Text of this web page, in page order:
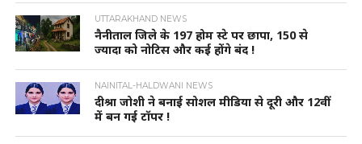
UTTARAKHAND NEWS
नैनीताल जिले के 197 होम स्टे पर छापा, 150 से
ज्यादा को नोटिस और कई होंगे बंद !
NAINITAL-HALDWANI NEWS
दीश्रा जोशी ने बनाई सोशल मीडिया से दूरी और 12वीं
में बन गई टॉपर !